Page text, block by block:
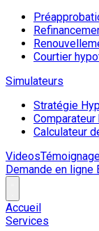
Courtier
Simulateurs
Stratégie
Calculateur
Videos
Demande en ligne
Accueil
Services